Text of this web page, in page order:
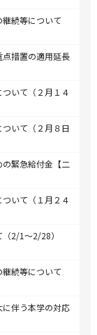
継続等について
点措置の適用延長
いて（２月１４
いて（２月８日
の緊急給付金【二
いて（１月２４
2/1～2/28）
継続等について
に伴う本学の対応